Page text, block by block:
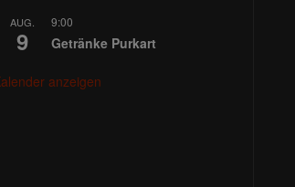
AUG.
9
9:00
Getränke Purkart
anzeigen